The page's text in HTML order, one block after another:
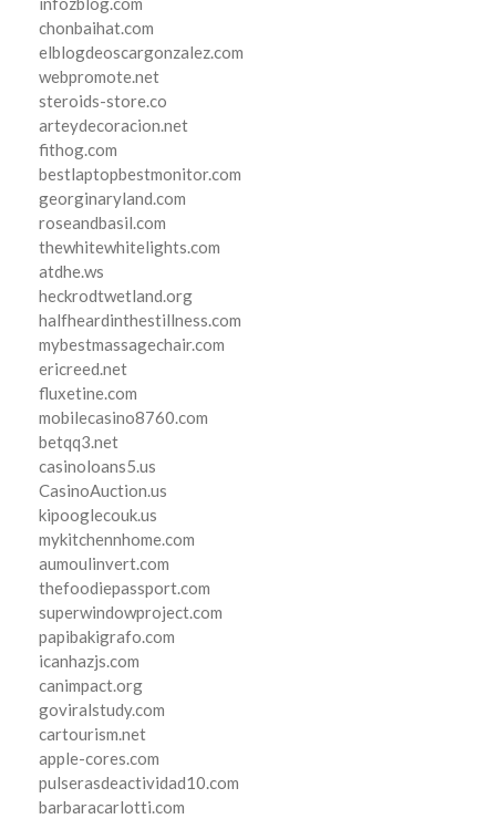
chonbaihat.com
elblogdeoscargonzalez.com
webpromote.net
steroids-store.co
arteydecoracion.net
fithog.com
bestlaptopbestmonitor.com
georginaryland.com
roseandbasil.com
thewhitewhitelights.com
atdhe.ws
heckrodtwetland.org
halfheardinthestillness.com
mybestmassagechair.com
ericreed.net
fluxetine.com
mobilecasino8760.com
betqq3.net
casinoloans5.us
CasinoAuction.us
kipooglecouk.us
mykitchennhome.com
aumoulinvert.com
thefoodiepassport.com
superwindowproject.com
papibakigrafo.com
icanhazjs.com
canimpact.org
goviralstudy.com
cartourism.net
apple-cores.com
pulserasdeactividad10.com
barbaracarlotti.com